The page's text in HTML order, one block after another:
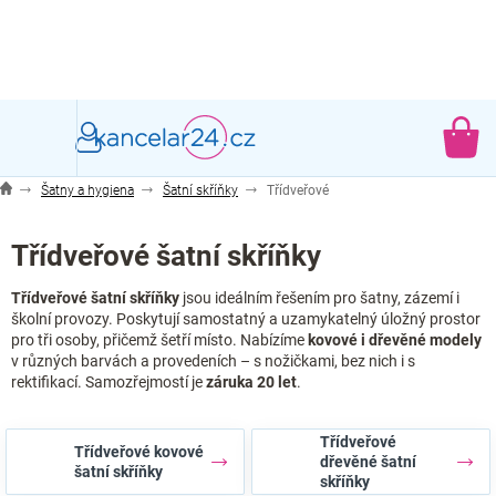
Šatny a hygiena Šatní skříňky Třídveřové
Třídveřové šatní skříňky
Třídveřové šatní skříňky jsou ideálním řešením pro šatny, zázemí i
školní provozy. Poskytují samostatný a uzamykatelný úložný prostor
pro tři osoby, přičemž šetří místo. Nabízíme kovové i dřevěné modely
v různých barvách a provedeních – s nožičkami, bez nich i s
rektifikací. Samozřejmostí jezáruka 20 let.
Třídveřové kovové
šatní skříňky
Třídveřové
dřevěné šatní
skříňky